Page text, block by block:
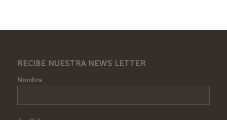
RECIBE NUESTRA NEWS LETTER
Nombre